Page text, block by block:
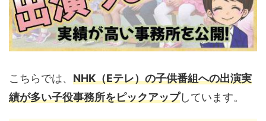
こちらでは、 NHK（Eテレ）の子供番組への出演実
績が多い子役事務所をピックアップしています。